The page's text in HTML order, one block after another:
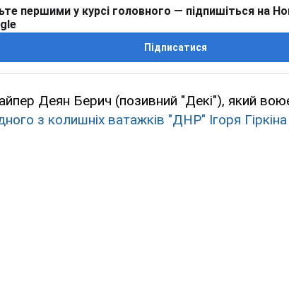
першими у курсі головного — підпишіться на
Підписатися
Деян Берич (позивний "Декі"), який
з колишніх ватажків "ДНР" Ігоря